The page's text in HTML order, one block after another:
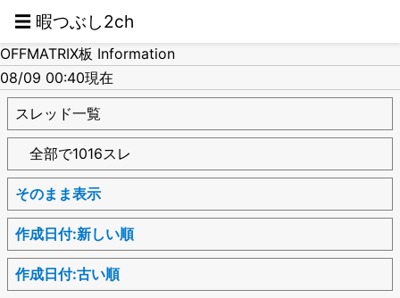
☰ 暇つぶし2ch
OFFMATRIX板 Information
08/09 00:40現在
スレッド一覧
全部で1016スレ
そのまま表示
作成日付:新しい順
作成日付:古い順